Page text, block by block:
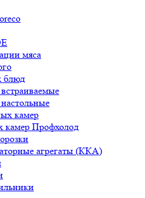
мяса
блюд
камер
камер Профхолод
агрегаты (ККА)